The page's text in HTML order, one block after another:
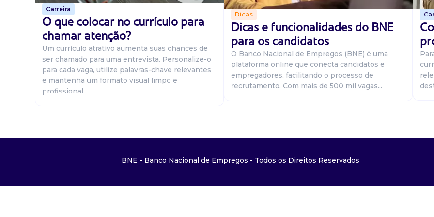
Carreira
O que colocar no currículo para
chamar atenção?
Um currículo atrativo aumenta suas chances de
ser chamado para uma entrevista. Personalize-o
para cada vaga, utilize palavras-chave relevantes
e mantenha um formato visual limpo e
profissional...
Dicas
Dicas e funcionalidades do BNE
para os candidatos
O Banco Nacional de Empregos (BNE) é uma
plataforma online que conecta candidatos e
empregadores, facilitando o processo de
recrutamento. Com mais de 500 mil vagas...
BNE - Banco Nacional de Empregos - Todos os Direitos Reservados